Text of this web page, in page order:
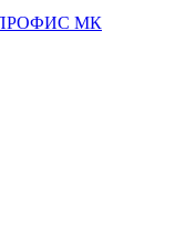
МК